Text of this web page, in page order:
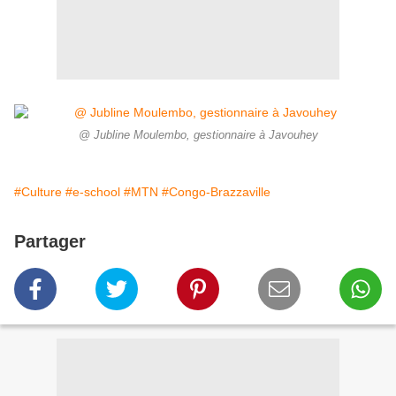
@ Jubline Moulembo, gestionnaire à Javouhey
#Culture #e-school #MTN #Congo-Brazzaville
Partager